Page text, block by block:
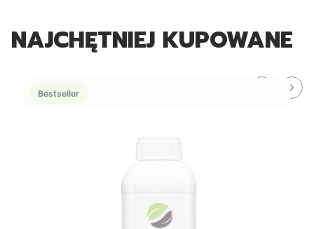
NAJCHĘTNIEJ KUPOWANE
Bestseller